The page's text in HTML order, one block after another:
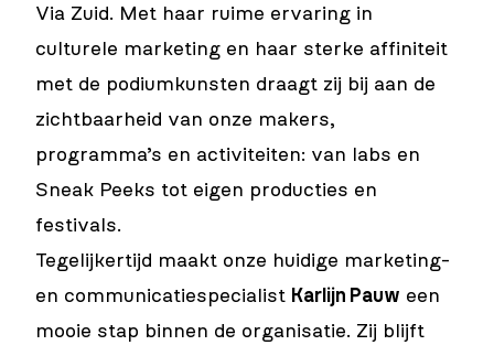
Via Zuid. Met haar ruime ervaring in
culturele marketing en haar sterke affiniteit
met de podiumkunsten draagt zij bij aan de
zichtbaarheid van onze makers,
programma’s en activiteiten: van labs en
Sneak Peeks tot eigen producties en
festivals.
Tegelijkertijd maakt onze huidige marketing-
en communicatiespecialist Karlijn Pauw een
mooie stap binnen de organisatie. Zij blijft